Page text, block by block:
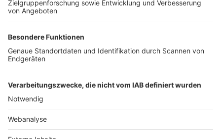
TOP-PARTNER
Nutzungsbedingungen Datenschutz Impressum